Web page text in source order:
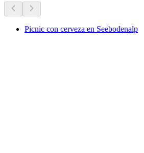
Picnic con cerveza en Seebodenalp